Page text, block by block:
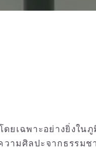
เฉพาะอย่างยิ่งใ
ามศิลปะจากธรรม